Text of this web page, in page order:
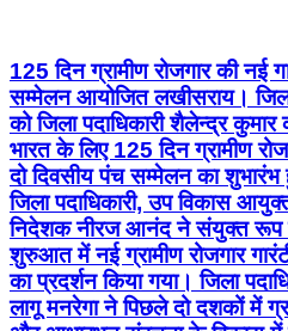
125 दिन ग्रामीण रोजगार की नई
सम्मेलन आयोजित लखीसराय।
को जिला पदाधिकारी शैलेन्द्र
भारत के लिए 125 दिन ग्रामीण
दो दिवसीय पंच सम्मेलन का
जिला पदाधिकारी, उप विकास
निदेशक नीरज आनंद ने संयुक्त रूप
शुरुआत में नई ग्रामीण रोजगार
का प्रदर्शन किया गया। जिला
लागू मनरेगा ने पिछले दो दशकों में